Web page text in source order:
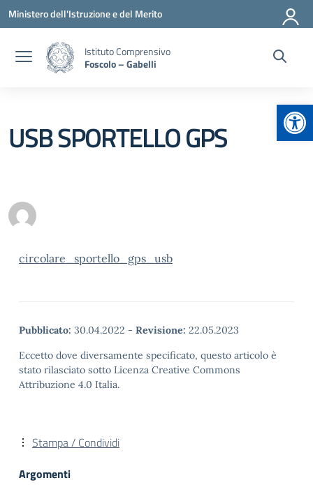
Vai ai contenuti
Vai al menu di navigazione
Vai al footer
Ministero dell'Istruzione e del Merito
Istituto Comprensivo
Foscolo – Gabelli
USB SPORTELLO GPS
circolare_sportello_gps_usb
Pubblicato: 30.04.2022 - Revisione: 22.05.2023
Eccetto dove diversamente specificato, questo articolo è
stato rilasciato sotto Licenza Creative Commons
Attribuzione 4.0 Italia.
Stampa / Condividi
Argomenti